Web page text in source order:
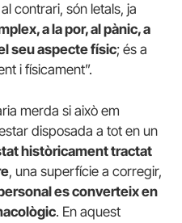
contrari, són letals, ja
a la por, al pànic, a
seu aspecte físic; és a
i físicament”.
merda si això em
disposada a tot en un
històricament tractat
, una superfície a corregir,
es converteix en
. En aquest